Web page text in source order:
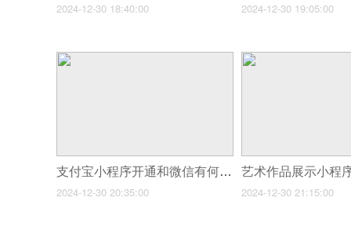
2024-12-30 18:40:00 2024-12-30 19:05:00
支付宝小程序开通和微信有何不同?
2024-12-30 20:35:00
艺术作品展示小程
2024-12-30 21:15:00